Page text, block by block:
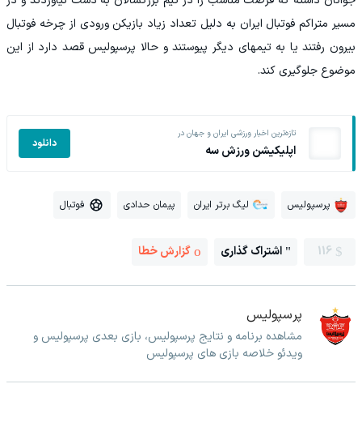
مسیر متراکم فوتبال ایران به دلیل تعداد زیاد بازیکن ورودی از چرخه فوتبال
بیرون رفتند یا به تیمهای دیگر پیوستند و حالا پرسپولیس قصد دارد از این
موضوع جلوگیری کند.
تازه‌ترین اخبار ورزشی ایران و جهان در
اپلیکیشن ورزش سه دانلود
پرسپولیس لیگ برتر ایران پیمان حدادی فوتبال
116 اشتراک گذاری گزارش خطا
پرسپولیس
مشاهده برنامه و نتایج پرسپولیس، بازی بعدی پرسپولیس و
ویدئو خلاصه بازی های پرسپولیس